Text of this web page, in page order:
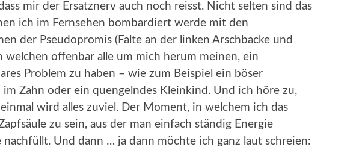
mir der Ersatznerv auch noch reisst. Nicht selten sind das
ich im Fernsehen bombardiert werde mit den
der Pseudopromis (Falte an der linken Arschbacke und
welchen offenbar alle um mich herum meinen, ein
Problem zu haben – wie zum Beispiel ein böser
im Zahn oder ein quengelndes Kleinkind. Und ich höre zu,
wird alles zuviel. Der Moment, in welchem ich das
zu sein, aus der man einfach ständig Energie
nachfüllt. Und dann … ja dann möchte ich ganz laut schreien: